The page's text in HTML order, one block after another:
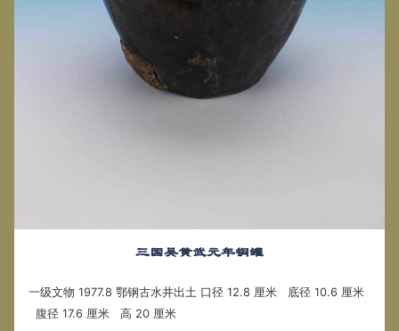
三国吴黄武元年铜罐
一级文物 1977.8 鄂钢古水井出土 口径 12.8 厘米 底径 10.6 厘米
腹径 17.6 厘米 高 20 厘米